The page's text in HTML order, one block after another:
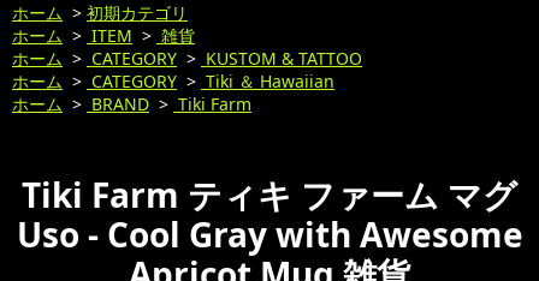
ホーム > 初期カテゴリ
ホーム > ITEM > 雑貨
ホーム > CATEGORY > KUSTOM & TATTOO
ホーム > CATEGORY > Tiki ＆ Hawaiian
ホーム > BRAND > Tiki Farm
Tiki Farm ティキ ファーム マグ
Uso - Cool Gray with Awesome